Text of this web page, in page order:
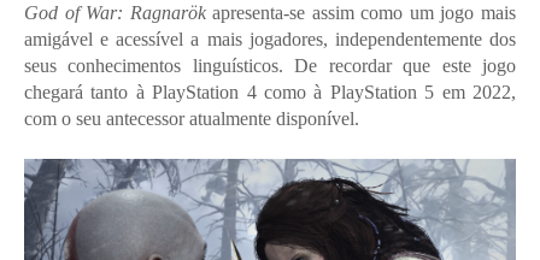
God of War: Ragnarökapresenta-se assim como um jogo mais
amigável e acessível a mais jogadores, independentemente dos
seus conhecimentos linguísticos. De recordar que este jogo
chegará tanto à PlayStation 4 como à PlayStation 5 em 2022,
com o seu antecessor atualmente disponível.